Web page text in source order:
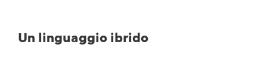
Un linguaggio ibrido